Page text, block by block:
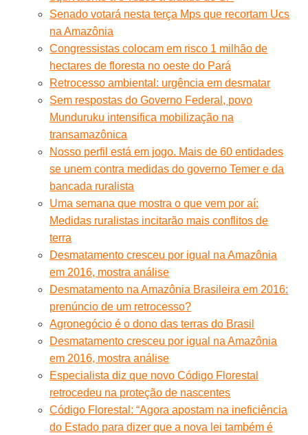
Senado votará nesta terça Mps que recortam Ucs
na Amazônia
Congressistas colocam em risco 1 milhão de
hectares de floresta no oeste do Pará
Retrocesso ambiental: urgência em desmatar
Sem respostas do Governo Federal, povo
Munduruku intensifica mobilização na
transamazônica
Nosso perfil está em jogo. Mais de 60 entidades
se unem contra medidas do governo Temer e da
bancada ruralista
Uma semana que mostra o que vem por aí:
Medidas ruralistas incitarão mais conflitos de
terra
Desmatamento cresceu por igual na Amazônia
em 2016, mostra análise
Desmatamento na Amazônia Brasileira em 2016:
prenúncio de um retrocesso?
Agronegócio é o dono das terras do Brasil
Desmatamento cresceu por igual na Amazônia
em 2016, mostra análise
Especialista diz que novo Código Florestal
retrocedeu na proteção de nascentes
Código Florestal: “Agora apostam na ineficiência
do Estado para dizer que a nova lei também é